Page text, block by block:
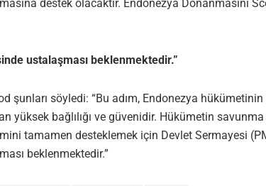
destek olacaktır. Endonezya Donanmasını
ustalaşması beklenmektedir.”
şunları söyledi: “Bu adım, Endonezya
bağlılığı ve güvenidir. Hükümetin
tamamen desteklemek için Devlet Sermayesi
beklenmektedir.”